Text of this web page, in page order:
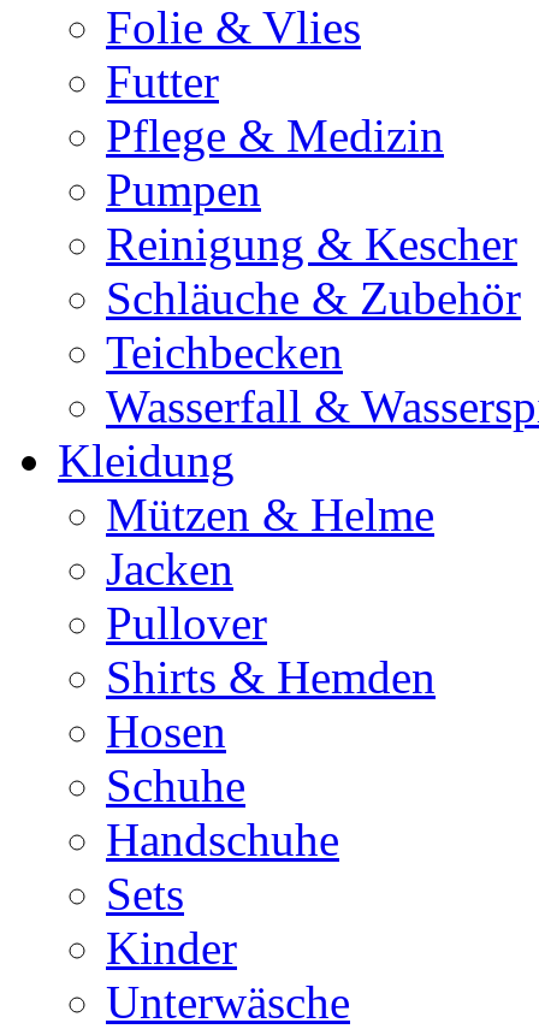
Folie & Vlies
Futter
Pflege & Medizin
Pumpen
Reinigung & Kescher
Schläuche & Zubehör
Teichbecken
Wasserfall &
Kleidung
Mützen & Helme
Jacken
Pullover
Shirts & Hemden
Hosen
Schuhe
Handschuhe
Sets
Kinder
Unterwäsche